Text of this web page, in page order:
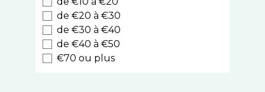
Laboratoires du Dr J. Lefèvre
Iphym
Cinq sur Cinq
PhytoResearch
de €20 à €30
de €30 à €40
de €40 à €50
€70 ou plus